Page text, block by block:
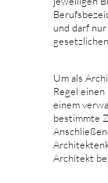
und darf
Um als
Regel
einem
bestimmte
Architekt